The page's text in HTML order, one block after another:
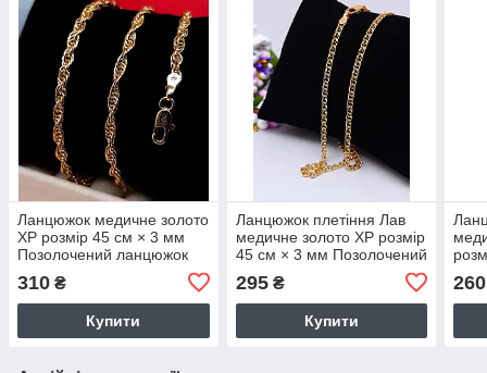
Ланцюжок медичне золото
ХР розмір 45 см × 3 мм
Позолочений ланцюжок
310 ₴
Купити
Ланцюжок плетіння Лав
медичне золото ХР розмір
45 см × 3 мм Позолочений
295₴
Купити
260